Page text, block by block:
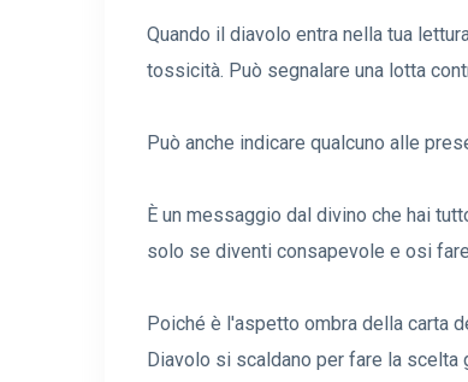
Quando il diavolo entra nella tua
tossicità. Può segnalare una lotta
Può anche indicare qualcuno alle
È un messaggio dal divino che hai
solo se diventi consapevole e osi
Poiché è l'aspetto ombra della carta
Diavolo si scaldano per fare la scelta